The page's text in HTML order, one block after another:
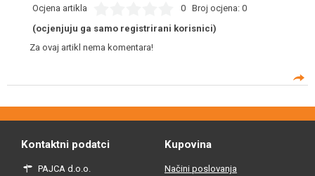
Ocjena artikla
0 Broj ocjena: 0
(ocjenjuju ga samo registrirani korisnici)
Za ovaj artikl nema komentara!
Kontaktni podatci
PAJCA d.o.o.
Kupovina
Načini poslovanja